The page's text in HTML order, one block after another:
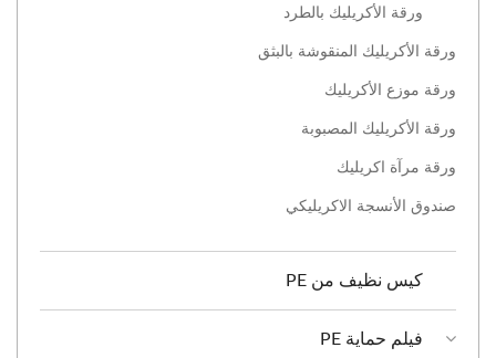
ورقة الأكريليك بالطرد
ورقة الأكريليك المنقوشة بالبثق
ورقة موزع الأكريليك
ورقة الأكريليك المصبوبة
ورقة مرآة اكريليك
صندوق الأنسجة الاكريليكي
كيس نظيف من PE
فيلم حماية PE